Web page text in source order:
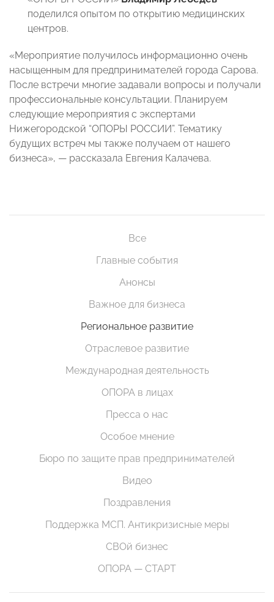
поделился опытом по открытию медицинских
центров.
«Мероприятие получилось информационно очень
насыщенным для предпринимателей города Сарова.
После встречи многие задавали вопросы и получали
профессиональные консультации. Планируем
следующие мероприятия с экспертами
Нижегородской “ОПОРЫ РОССИИ”. Тематику
будущих встреч мы также получаем от нашего
бизнеса», — рассказала Евгения Калачева.
Все
Главные события
Анонсы
Важное для бизнеса
Региональное развитие
Отраслевое развитие
Международная деятельность
ОПОРА в лицах
Пресса о нас
Особое мнение
Бюро по защите прав предпринимателей
Видео
Поздравления
Поддержка МСП. Антикризисные меры
СВОй бизнес
ОПОРА — СТАРТ